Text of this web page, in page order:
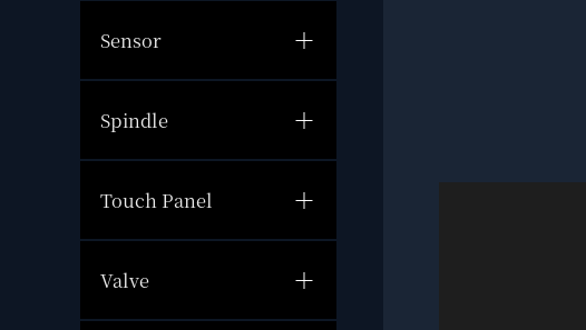
Sensor
Spindle
Touch Panel
Valve